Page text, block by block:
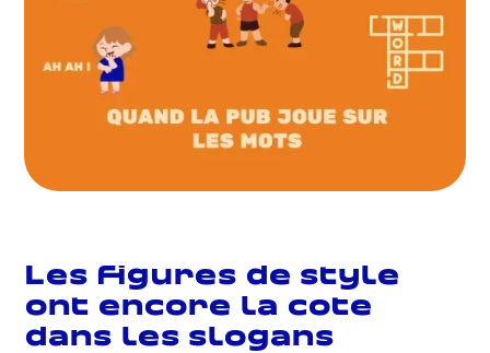
Les figures de style
ont encore la cote
dans les slogans